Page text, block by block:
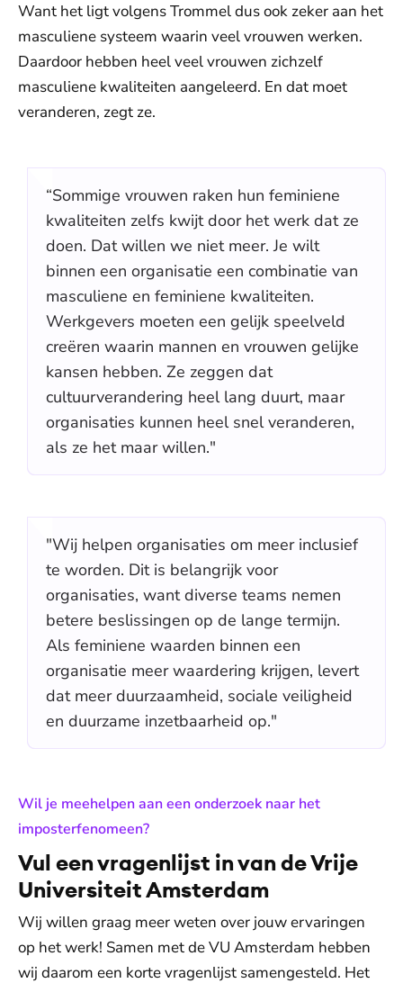
Want het ligt volgens Trommel dus ook zeker aan het
masculiene systeem waarin veel vrouwen werken.
Daardoor hebben heel veel vrouwen zichzelf
masculiene kwaliteiten aangeleerd. En dat moet
veranderen, zegt ze.
“Sommige vrouwen raken hun feminiene
kwaliteiten zelfs kwijt door het werk dat ze
doen. Dat willen we niet meer. Je wilt
binnen een organisatie een combinatie van
masculiene en feminiene kwaliteiten.
Werkgevers moeten een gelijk speelveld
creëren waarin mannen en vrouwen gelijke
kansen hebben. Ze zeggen dat
cultuurverandering heel lang duurt, maar
organisaties kunnen heel snel veranderen,
als ze het maar willen."
"Wij helpen organisaties om meer inclusief
te worden. Dit is belangrijk voor
organisaties, want diverse teams nemen
betere beslissingen op de lange termijn.
Als feminiene waarden binnen een
organisatie meer waardering krijgen, levert
dat meer duurzaamheid, sociale veiligheid
en duurzame inzetbaarheid op."
Wil je meehelpen aan een onderzoek naar het
imposterfenomeen?:
Vul een vragenlijst in van de Vrije
Universiteit Amsterdam
Wij willen graag meer weten over jouw ervaringen
op het werk! Samen met de VU Amsterdam hebben
wij daarom een korte vragenlijst samengesteld. Het